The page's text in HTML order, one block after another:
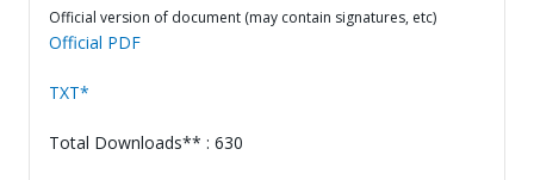
Official version of document (may contain signatures, etc)
Official PDF
TXT*
Total Downloads** : 630